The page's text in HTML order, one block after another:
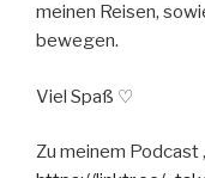
meinen Reisen,
bewegen.
Viel Spaß ♡
Zu meinem Podcast